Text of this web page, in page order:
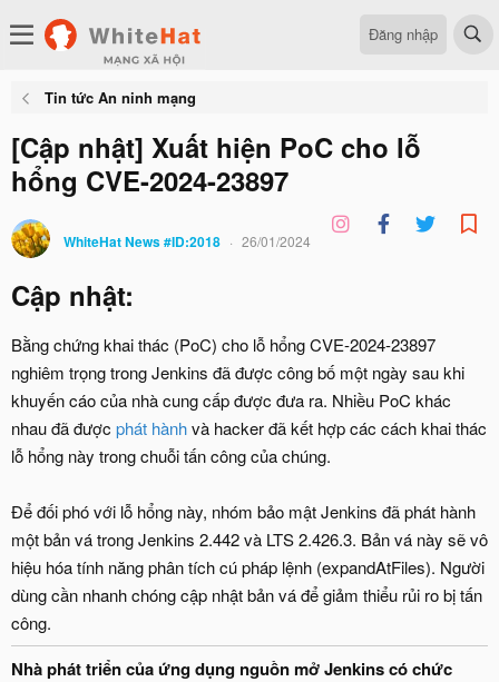
Đăng nhập
Tin tức An ninh mạng
[Cập nhật] Xuất hiện PoC cho lỗ
hổng CVE-2024-23897
WhiteHat News #ID:2018 26/01/2024
Cập nhật:​
Bằng chứng khai thác (PoC) cho lỗ hổng CVE-2024-23897
nghiêm trọng trong Jenkins đã được công bố một ngày sau khi
khuyến cáo của nhà cung cấp được đưa ra. Nhiều PoC khác
nhau đã được phát hànhvà hacker đã kết hợp các cách khai thác
lỗ hổng này trong chuỗi tấn công của chúng.
Để đối phó với lỗ hổng này, nhóm bảo mật Jenkins đã phát hành
một bản vá trong Jenkins 2.442 và LTS 2.426.3. Bản vá này sẽ vô
hiệu hóa tính năng phân tích cú pháp lệnh (expandAtFiles). Người
dùng cần nhanh chóng cập nhật bản vá để giảm thiểu rủi ro bị tấn
công.
Nhà phát triển của ứng dụng nguồn mở Jenkins có chức